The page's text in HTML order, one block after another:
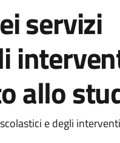
servizi
allo
e degli